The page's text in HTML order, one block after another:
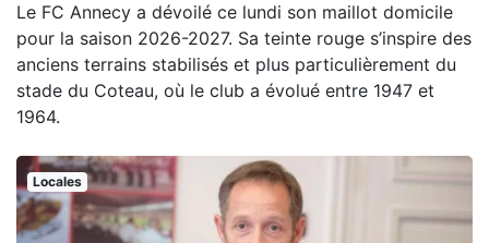
Le FC Annecy a dévoilé ce lundi son maillot domicile
pour la saison 2026-2027. Sa teinte rouge s’inspire des
anciens terrains stabilisés et plus particulièrement du
stade du Coteau, où le club a évolué entre 1947 et
1964.
Locales